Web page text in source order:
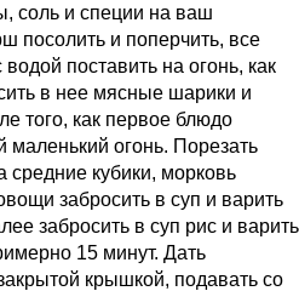
соль и специи на ваш
посолить и поперчить, все
поставить на огонь, как
в нее мясные шарики и
того, как первое блюдо
маленький огонь. Порезать
кубики, морковь
забросить в суп и варить
забросить в суп рис и варить
15 минут. Дать
крышкой, подавать со